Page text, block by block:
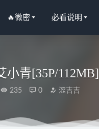
🔥微密 必看说明
小青[35P/112MB]
235 0 涩吉吉